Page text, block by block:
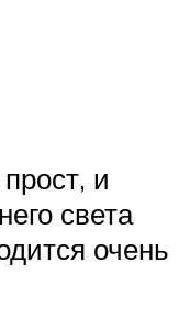
и
света
очень